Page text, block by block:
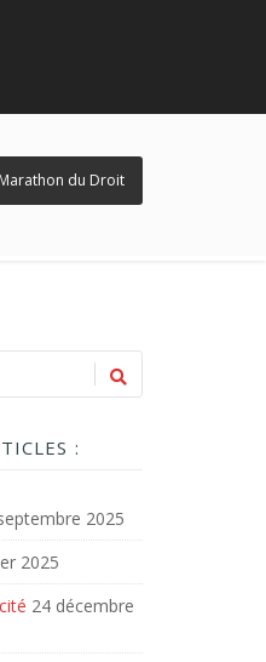
du Droit
:
2025
2025
24 décembre